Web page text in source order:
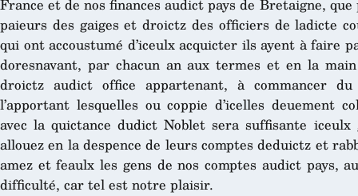
France et de nos finances audict pays de Bretaigne,
paieurs des gaiges et droictz des officiers de ladicte
qui ont accoustumé d’iceulx acquicter ils ayent à faire
doresnavant, par chacun an aux termes et en la
droictz audict office appartenant, à commancer
l’apportant lesquelles ou coppie d’icelles deuement
avec la quictance dudict Noblet sera suffisante
allouez en la despence de leurs comptes deduictz et
amez et feaulx les gens de nos comptes audict pays,
difficulté, car tel est notre plaisir.